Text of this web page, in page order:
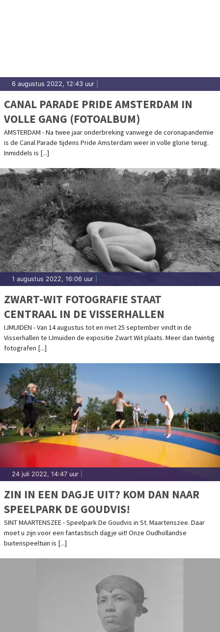
6 augustus 2022, 12:43 uur
CANAL PARADE PRIDE AMSTERDAM IN
VOLLE GANG (FOTOALBUM)
AMSTERDAM - Na twee jaar onderbreking vanwege de coronapandemie
is de Canal Parade tijdens Pride Amsterdam weer in volle glorie terug.
Inmiddels is [...]
1 augustus 2022, 16:06 uur
ZWART-WIT FOTOGRAFIE STAAT
CENTRAAL IN DE VISSERHALLEN
IJMUIDEN - Van 14 augustus tot en met 25 september vindt in de
Visserhallen te IJmuiden de expositie Zwart Wit plaats. Meer dan twintig
fotografen [...]
24 juli 2022, 14:47 uur
ZIN IN EEN DAGJE UIT? KOM DAN NAAR
SPEELPARK DE GOUDVIS!
SINT MAARTENSZEE - Speelpark De Goudvis in St. Maartenszee. Daar
moet u zijn voor een fantastisch dagje uit! Onze Oudhollandse
buitenspeeltuin is [...]